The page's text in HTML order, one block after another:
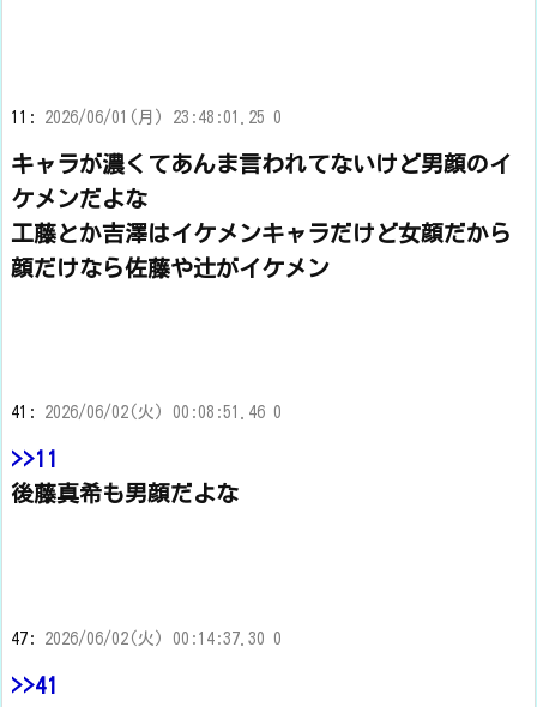
11: 2026/06/01(月) 23:48:01.25 0
キャラが濃くてあんま言われてないけど男顔のイ
ケメンだよな
工藤とか吉澤はイケメンキャラだけど女顔だから
顔だけなら佐藤や辻がイケメン
41: 2026/06/02(火) 00:08:51.46 0
>>11
後藤真希も男顔だよな
47: 2026/06/02(火) 00:14:37.30 0
>>41